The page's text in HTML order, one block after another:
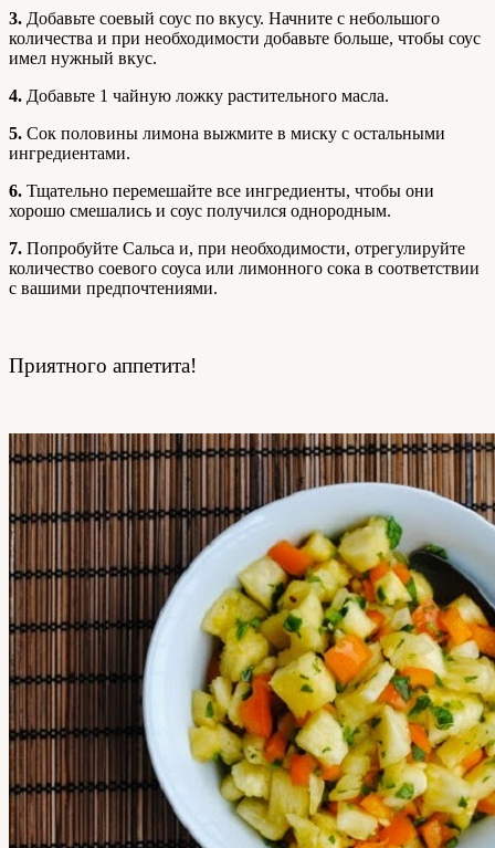
3. Добавьте соевый соус по вкусу. Начните с небольшого
количества и при необходимости добавьте больше, чтобы соус
имел нужный вкус.
4. Добавьте 1 чайную ложку растительного масла.
5. Сок половины лимона выжмите в миску с остальными
ингредиентами.
6. Тщательно перемешайте все ингредиенты, чтобы они
хорошо смешались и соус получился однородным.
7. Попробуйте Сальса и, при необходимости, отрегулируйте
количество соевого соуса или лимонного сока в соответствии
с вашими предпочтениями.
Приятного аппетита!